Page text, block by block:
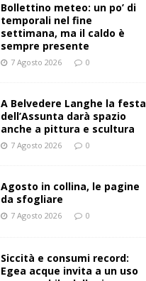
Bollettino meteo: un po’ di
temporali nel fine
settimana, ma il caldo è
sempre presente
7 Agosto 2026 0
A Belvedere Langhe la festa
dell’Assunta darà spazio
anche a pittura e scultura
7 Agosto 2026 0
Agosto in collina, le pagine
da sfogliare
7 Agosto 2026 0
Siccità e consumi record:
Egea acque invita a un uso